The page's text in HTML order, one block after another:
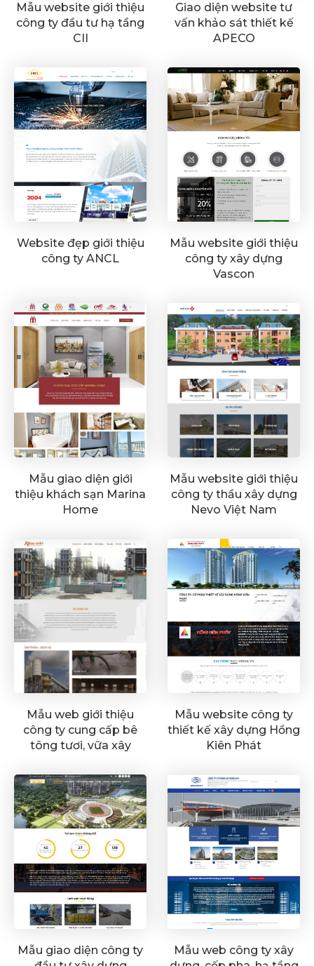
Mẫu website giới thiệu
công ty đầu tư hạ tầng
CII
Giao diện website tư
vấn khảo sát thiết kế
APECO
Website đẹp giới thiệu
công ty ANCL
Mẫu website giới thiệu
công ty xây dựng
Vascon
Mẫu giao diện giới
thiệu khách sạn Marina
Home
Mẫu website giới thiệu
công ty thầu xây dựng
Nevo Việt Nam
Mẫu web giới thiệu
công ty cung cấp bê
tông tươi, vữa xây
Mẫu website công ty
thiết kế xây dựng Hồng
Kiên Phát
Mẫu giao diện công ty
Mẫu web công ty xây